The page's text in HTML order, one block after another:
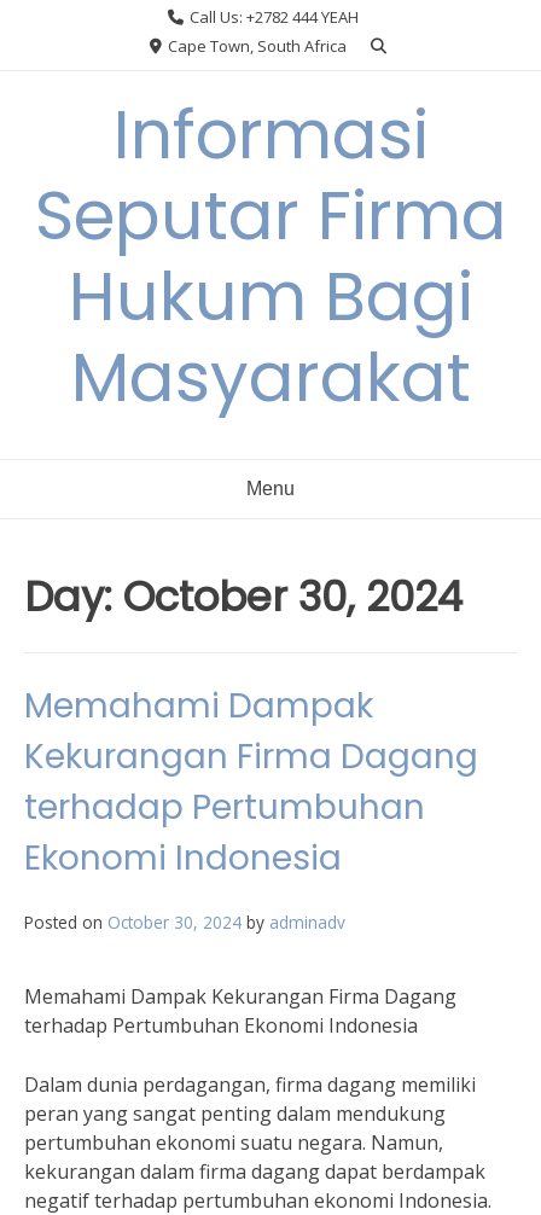
Call Us: +2782 444 YEAH
Cape Town, South Africa
Informasi
Seputar Firma
Hukum Bagi
Masyarakat
Menu
Day: October 30, 2024
Memahami Dampak
Kekurangan Firma Dagang
terhadap Pertumbuhan
Ekonomi Indonesia
Posted on October 30, 2024 by adminadv
Memahami Dampak Kekurangan Firma Dagang
terhadap Pertumbuhan Ekonomi Indonesia
Dalam dunia perdagangan, firma dagang memiliki
peran yang sangat penting dalam mendukung
pertumbuhan ekonomi suatu negara. Namun,
kekurangan dalam firma dagang dapat berdampak
negatif terhadap pertumbuhan ekonomi Indonesia.